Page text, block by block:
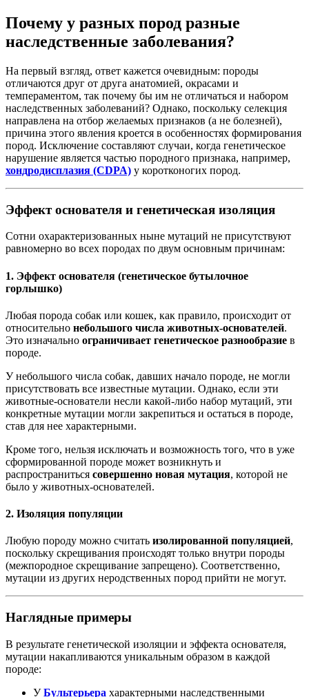
Почему у разных пород разные
наследственные заболевания?
На первый взгляд, ответ кажется очевидным: породы
отличаются друг от друга анатомией, окрасами и
темпераментом, так почему бы им не отличаться и набором
наследственных заболеваний? Однако, поскольку селекция
направлена на отбор желаемых признаков (а не болезней),
причина этого явления кроется в особенностях формирования
пород. Исключение составляют случаи, когда генетическое
нарушение является частью породного признака, например,
хондродисплазия (CDPA) у коротконогих пород.
Эффект основателя и генетическая изоляция
Сотни охарактеризованных ныне мутаций не присутствуют
равномерно во всех породах по двум основным причинам:
1. Эффект основателя (генетическое бутылочное
горлышко)
Любая порода собак или кошек, как правило, происходит от
относительно небольшого числа животных-основателей.
Это изначально ограничивает генетическое разнообразие в
породе.
У небольшого числа собак, давших начало породе, не могли
присутствовать все известные мутации. Однако, если эти
животные-основатели несли какой-либо набор мутаций, эти
конкретные мутации могли закрепиться и остаться в породе,
став для нее характерными.
Кроме того, нельзя исключать и возможность того, что в уже
сформированной породе может возникнуть и
распространиться совершенно новая мутация, которой не
было у животных-основателей.
2. Изоляция популяции
Любую породу можно считать изолированной популяцией,
поскольку скрещивания происходят только внутри породы
(межпородное скрещивание запрещено). Соответственно,
мутации из других неродственных пород прийти не могут.
Наглядные примеры
В результате генетической изоляции и эффекта основателя,
мутации накапливаются уникальным образом в каждой
породе:
УБультерьера характерными наследственными